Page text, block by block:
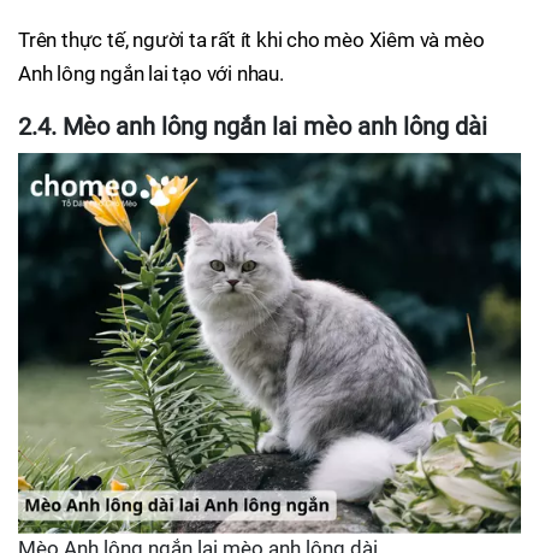
Trên thực tế, người ta rất ít khi cho mèo Xiêm và mèo
Anh lông ngắn lai tạo với nhau.
2.4. Mèo anh lông ngắn lai mèo anh lông dài
Mèo Anh lông ngắn lai mèo anh lông dài